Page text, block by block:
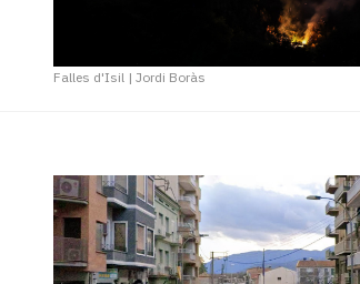
Falles d'Isil |Jordi Boràs